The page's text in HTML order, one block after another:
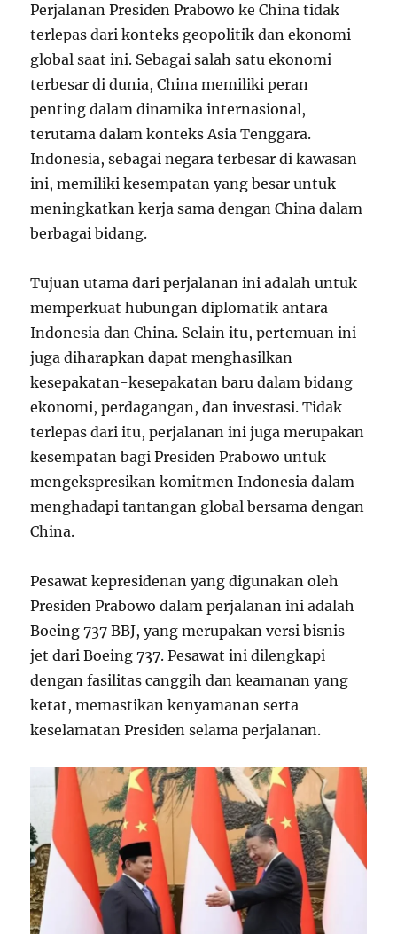
Perjalanan Presiden Prabowo ke China tidak
terlepas dari konteks geopolitik dan ekonomi
global saat ini. Sebagai salah satu ekonomi
terbesar di dunia, China memiliki peran
penting dalam dinamika internasional,
terutama dalam konteks Asia Tenggara.
Indonesia, sebagai negara terbesar di kawasan
ini, memiliki kesempatan yang besar untuk
meningkatkan kerja sama dengan China dalam
berbagai bidang.
Tujuan utama dari perjalanan ini adalah untuk
memperkuat hubungan diplomatik antara
Indonesia dan China. Selain itu, pertemuan ini
juga diharapkan dapat menghasilkan
kesepakatan-kesepakatan baru dalam bidang
ekonomi, perdagangan, dan investasi. Tidak
terlepas dari itu, perjalanan ini juga merupakan
kesempatan bagi Presiden Prabowo untuk
mengekspresikan komitmen Indonesia dalam
menghadapi tantangan global bersama dengan
China.
Pesawat kepresidenan yang digunakan oleh
Presiden Prabowo dalam perjalanan ini adalah
Boeing 737 BBJ, yang merupakan versi bisnis
jet dari Boeing 737. Pesawat ini dilengkapi
dengan fasilitas canggih dan keamanan yang
ketat, memastikan kenyamanan serta
keselamatan Presiden selama perjalanan.